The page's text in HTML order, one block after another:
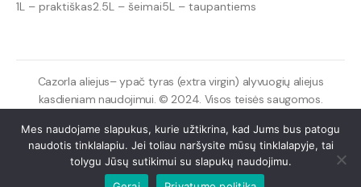
1L – praktiškas2.5L – šeimai5L – taupantiems
Cazorla aliejus– ypač tyras (extra virgin) alyvuogių aliejus
kasdieniam naudojimui. © 2024. Visos teisės saugomos.
Mes naudojame slapukus, kurie užtikrina, kad Jums bus patogu
naudotis tinklalapiu. Jei toliau naršysite mūsų tinklalapyje, tai
tolygu Jūsų sutikimui su slapukų naudojimu.